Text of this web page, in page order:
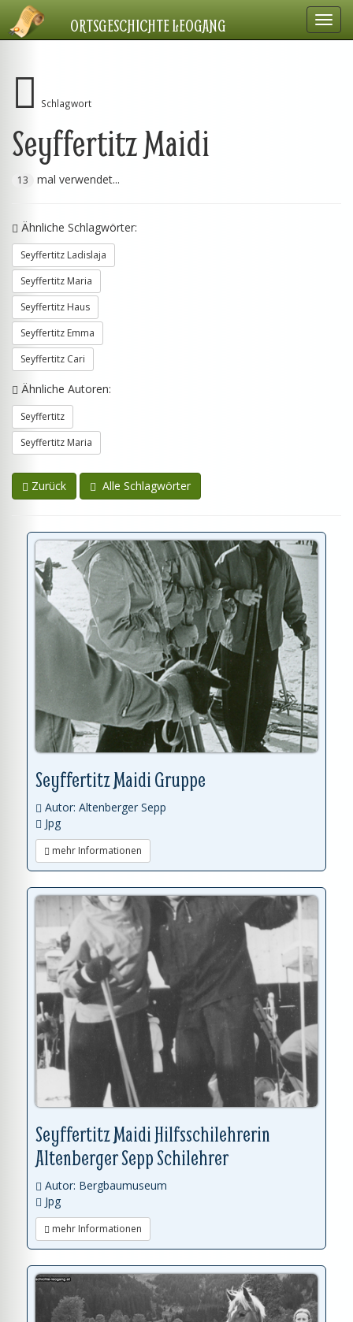
ORTSGESCHICHTE LEOGANG
Schlagwort
Seyffertitz Maidi
13 mal verwendet...
Ähnliche Schlagwörter:
Seyffertitz Ladislaja
Seyffertitz Maria
Seyffertitz Haus
Seyffertitz Emma
Seyffertitz Cari
Ähnliche Autoren:
Seyffertitz
Seyffertitz Maria
Zurück Alle Schlagwörter
Seyffertitz Maidi Gruppe
Autor: Altenberger Sepp
Jpg
mehr Informationen
Seyffertitz Maidi Hilfsschilehrerin
Altenberger Sepp Schilehrer
Autor: Bergbaumuseum
Jpg
mehr Informationen